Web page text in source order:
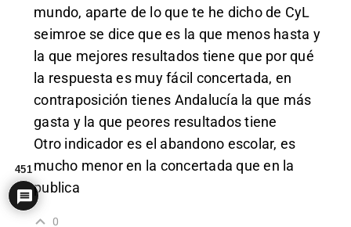
mundo, aparte de lo que te he dicho de CyL
seimroe se dice que es la que menos hasta y
la que mejores resultados tiene que por qué
la respuesta es muy fácil concertada, en
contraposición tienes Andalucía la que más
gasta y la que peores resultados tiene
Otro indicador es el abandono escolar, es
mucho menor en la concertada que en la
publica
0
451